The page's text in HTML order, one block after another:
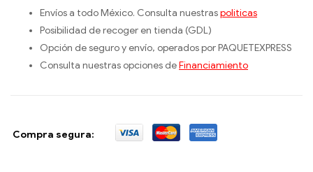
Envíos a todo México. Consulta nuestraspoliticas
Posibilidad de recoger en tienda (GDL)
Opción de seguro y envío, operados por PAQUETEXPRESS
Consulta nuestras opciones deFinanciamiento
Compra segura: